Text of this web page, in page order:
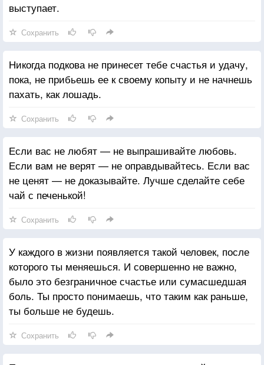
выступает.
Сохранить
Никогда подкова не принесет тебе счастья и удачу,
пока, не прибьешь ее к своему копыту и не начнешь
пахать, как лошадь.
Сохранить
Если вас не любят — не выпрашивайте любовь.
Если вам не верят — не оправдывайтесь. Если вас
не ценят — не доказывайте. Лучше сделайте себе
чай с печенькой!
Сохранить
У каждого в жизни появляется такой человек, после
которого ты меняешься. И совершенно не важно,
было это безграничное счастье или сумасшедшая
боль. Ты просто понимаешь, что таким как раньше,
ты больше не будешь.
Сохранить